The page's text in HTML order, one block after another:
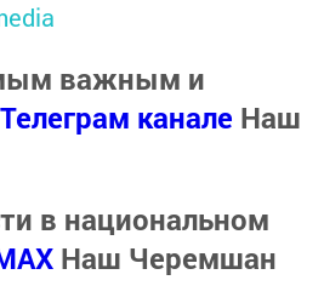
важным и
Телеграм канале Наш
в национальном
Наш Черемшан